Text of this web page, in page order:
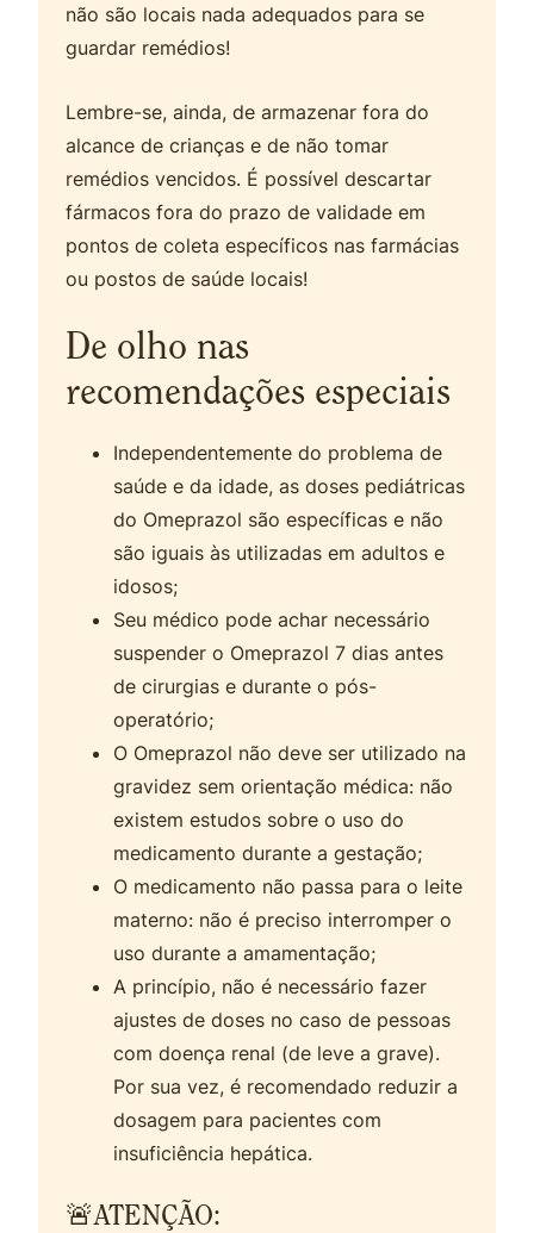
não são locais nada adequados para se
guardar remédios!
Lembre-se, ainda, de armazenar fora do
alcance de crianças e de não tomar
remédios vencidos. É possível descartar
fármacos fora do prazo de validade em
pontos de coleta específicos nas farmácias
ou postos de saúde locais!
De olho nas
recomendações especiais
Independentemente do problema de
saúde e da idade, as doses pediátricas
do Omeprazol são específicas e não
são iguais às utilizadas em adultos e
idosos;
Seu médico pode achar necessário
suspender o Omeprazol 7 dias antes
de cirurgias e durante o pós-
operatório;
O Omeprazol não deve ser utilizado na
gravidez sem orientação médica: não
existem estudos sobre o uso do
medicamento durante a gestação;
O medicamento não passa para o leite
materno: não é preciso interromper o
uso durante a amamentação;
A princípio, não é necessário fazer
ajustes de doses no caso de pessoas
com doença renal (de leve a grave).
Por sua vez, é recomendado reduzir a
dosagem para pacientes com
insuficiência hepática.
🚨ATENÇÃO: